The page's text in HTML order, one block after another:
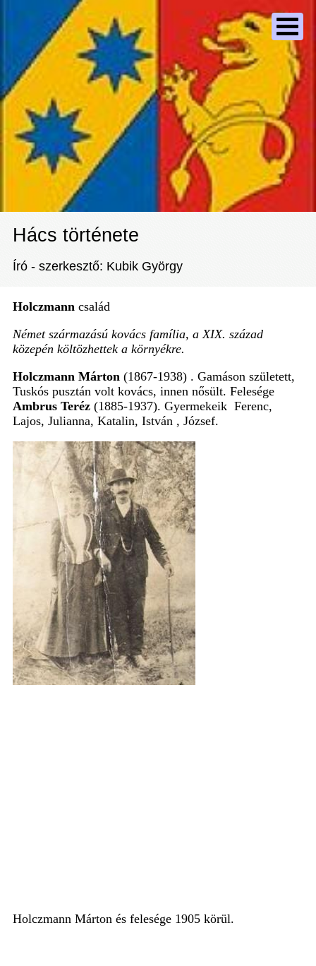
Hács története
Író - szerkesztő: Kubik György
Holczmann család
Német származású kovács família, a XIX. század
közepén költözhettek a környékre.
Holczmann Márton (1867-1938) . Gamáson született,
Tuskós pusztán volt kovács, innen nősült. Felesége
Ambrus Teréz (1885-1937). Gyermekeik Ferenc,
Lajos, Julianna, Katalin, István , József.
Holczmann Márton és felesége 1905 körül.